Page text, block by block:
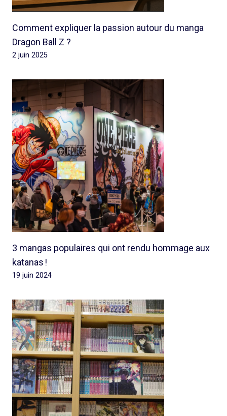
Comment expliquer la passion autour du manga
Dragon Ball Z ?
2 juin 2025
3 mangas populaires qui ont rendu hommage aux
katanas !
19 juin 2024